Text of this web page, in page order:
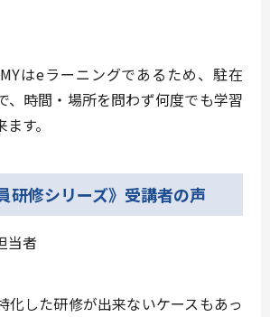
はeラーニングであるため、駐在
、時間・場所を問わず何度でも学習
ます。
研修シリーズ》受講者の声
当者
化した研修が出来ないケースもあっ